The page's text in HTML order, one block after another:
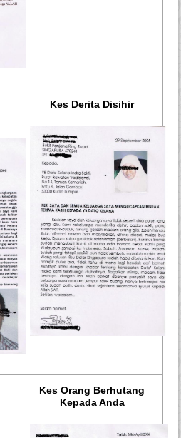
Kes Derita Disihir
Kes Orang Berhutang
Kepada Anda